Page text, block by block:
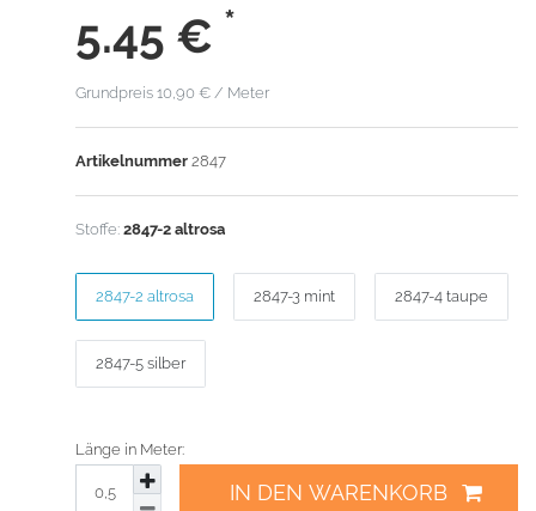
5.45 € *
Grundpreis 10,90 € / Meter
Artikelnummer 2847
Stoffe: 2847-2 altrosa
2847-2 altrosa 2847-3 mint 2847-4 taupe
2847-5 silber
Länge in Meter:
IN DEN WARENKORB